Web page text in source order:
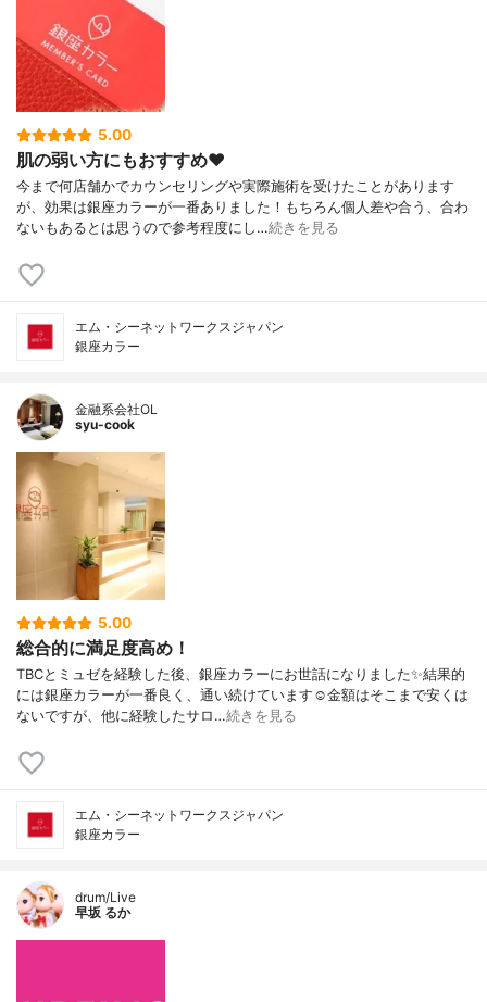
5.00
肌の弱い方にもおすすめ❤️
今まで何店舗かでカウンセリングや実際施術を受けたことがあります
が、効果は銀座カラーが一番ありました！もちろん個人差や合う、合わ
ないもあるとは思うので参考程度にし…続きを見る
エム・シーネットワークスジャパン
銀座カラー
金融系会社OL
syu-cook
5.00
総合的に満足度高め！
TBCとミュゼを経験した後、銀座カラーにお世話になりました✨結果的
には銀座カラーが一番良く、通い続けています☺️金額はそこまで安くは
ないですが、他に経験したサロ…続きを見る
エム・シーネットワークスジャパン
銀座カラー
drum/Live
早坂 るか